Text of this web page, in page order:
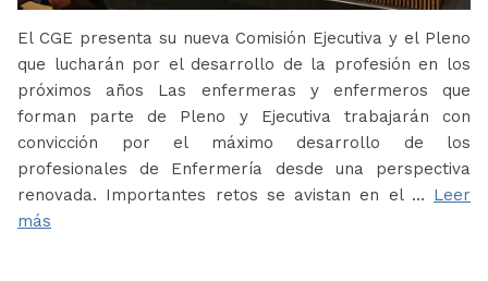
El CGE presenta su nueva Comisión Ejecutiva y el Pleno
que lucharán por el desarrollo de la profesión en los
próximos años Las enfermeras y enfermeros que
forman parte de Pleno y Ejecutiva trabajarán con
convicción por el máximo desarrollo de los
profesionales de Enfermería desde una perspectiva
renovada. Importantes retos se avistan en el … Leer
más